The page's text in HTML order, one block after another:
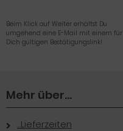
Beim Klick auf Weiter erhältst Du
umgehend eine E-Mail mit einem für
Dich gültigen Bestätigungslink!
Mehr über...
...Lieferzeiten